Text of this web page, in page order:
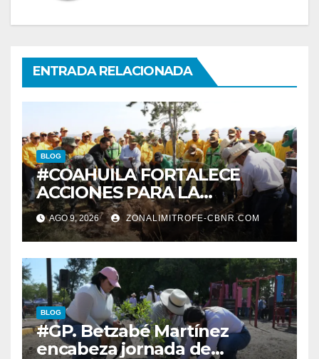
ENTRADA RELACIONADA
BLOG
#COAHUILA FORTALECE
ACCIONES PARA LA
RESTAURACIÓN Y
PROTECCIÓN DE SUS
ECOSISTEMAS
AGO 9, 2026 ZONALIMITROFE-CBNR.COM
BLOG
#GP. Betzabé Martínez
encabeza jornada de